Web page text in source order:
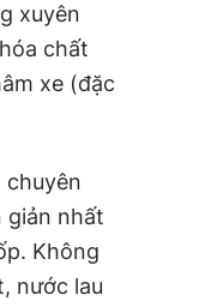
xuyên
chất
xe (đặc
chuyên
giản nhất
Không
nước lau